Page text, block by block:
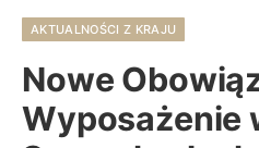
AKTUALNOŚCI Z KRAJU
Nowe
Wyposażenie